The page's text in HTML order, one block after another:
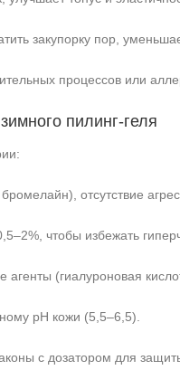
закупорку пор,
процессов или
пилинг‑геля
отсутствие
чтобы избежать
(гиалуроновая
pH кожи (5,5–6,5).
с дозатором для